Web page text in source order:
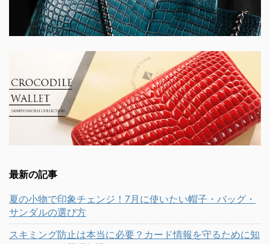
最新の記事
夏の小物で印象チェンジ！7月に使いたい帽子・バッグ・
サンダルの選び方
スキミング防止は本当に必要？カード情報を守るために知